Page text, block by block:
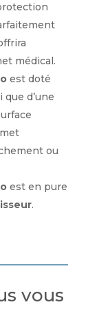
médical.
est doté
que d’une
ou
est en pure
.
vous